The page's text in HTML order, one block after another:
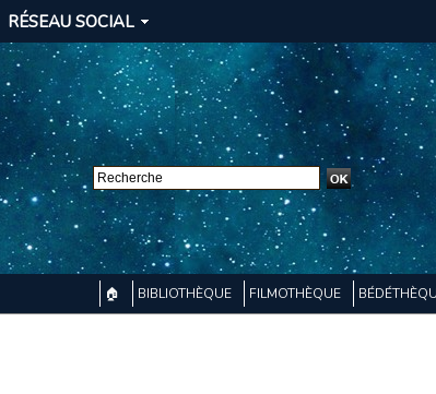
RÉSEAU SOCIAL
🏠 BIBLIOTHÈQUE FILMOTHÈQUE